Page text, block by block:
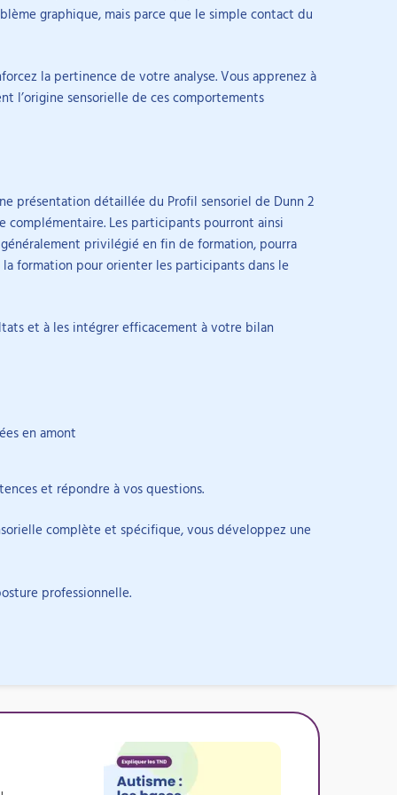
graphique, mais parce que le simple contact du
la pertinence de votre analyse. Vous apprenez à
l’origine sensorielle de ces comportements
présentation détaillée du Profil sensoriel de Dunn 2
Les participants pourront ainsi
généralement privilégié en fin de formation, pourra
formation pour orienter les participants dans le
et à les intégrer efficacement à votre bilan
en amont
et répondre à vos questions.
complète et spécifique, vous développez une
professionnelle.
indicateurs et trames fournies, afin de répondre
PAUSE PÉDAGOGIQUE
L'espace de formation reste
du19 oct. au 1 nov.·sur2semaines Cette activité se poursuit sur
⟶ fin· sem.
la régulation émotionnelle, les